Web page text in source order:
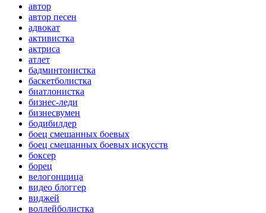
автор
автор песен
адвокат
активистка
актриса
атлет
бадминтонистка
баскетболистка
биатлонистка
бизнес-леди
бизнесвумен
бодибилдер
боец смешанных боевых
боец смешанных боевых искусств
боксер
борец
велогонщица
видео блоггер
виджей
воллейболистка